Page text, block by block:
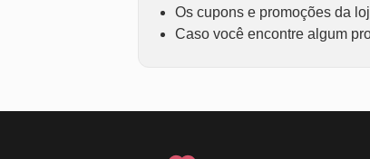
Os cupons e promoções da
Caso você encontre algum